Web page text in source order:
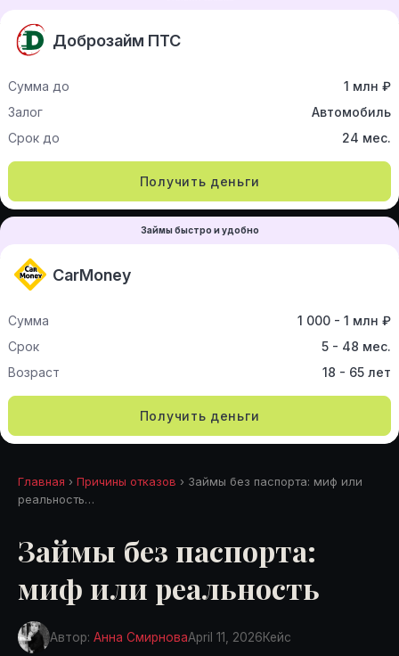
Доброзайм ПТС
Сумма до
1 млн ₽
Залог
Автомобиль
Срок до
24 мес.
Получить деньги
Займы быстро и удобно
CarMoney
Сумма
1 000 - 1 млн ₽
Срок
5 - 48 мес.
Возраст
18 - 65 лет
Получить деньги
Главная › Причины отказов › Займы без паспорта: миф или
реальность…
Займы без паспорта:
миф или реальность
Автор: Анна СмирноваApril 11, 2026Кейс